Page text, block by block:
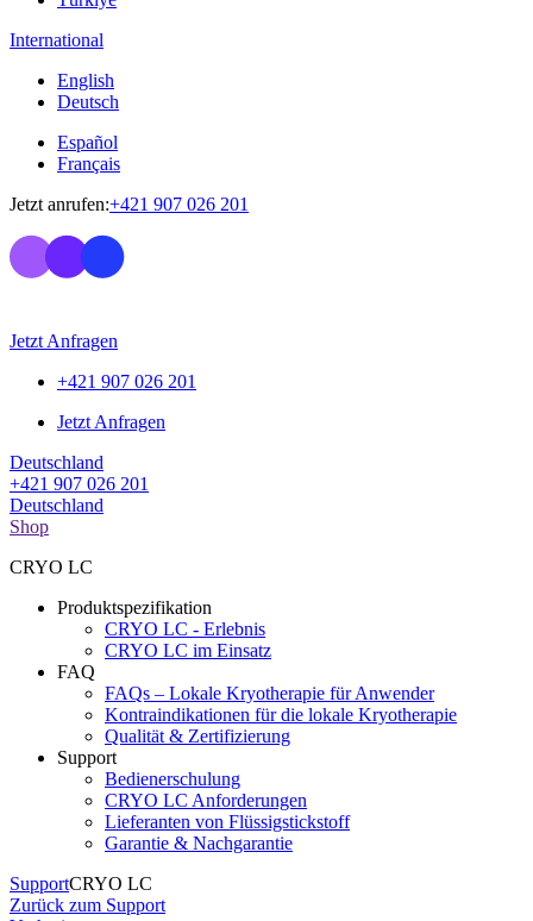
International
English
Deutsch
Español
Français
Jetzt anrufen:+421 907 026 201
Jetzt Anfragen
+421 907 026 201
Jetzt Anfragen
Deutschland
+421 907 026 201
Deutschland
Shop
CRYO LC
Produktspezifikation
CRYO LC - Erlebnis
CRYO LC im Einsatz
FAQ
FAQs – Lokale Kryotherapie für Anwender
Kontraindikationen für die lokale Kryotherapie
Qualität & Zertifizierung
Support
Bedienerschulung
CRYO LC Anforderungen
Lieferanten von Flüssigstickstoff
Garantie & Nachgarantie
SupportCRYO LC
Zurück zum Support